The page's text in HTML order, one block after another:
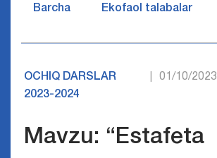
Barcha Ekofaol talabalar
OCHIQ DARSLAR
2023-2024
01/10/2023
Mavzu: “Estafeta